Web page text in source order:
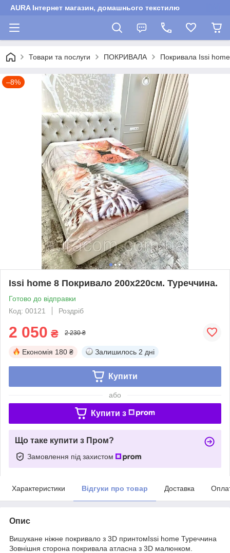
AURA Інтернет магазин, домашнього текстилю
Товари та послуги ПОКРИВАЛА Покривала Issi hоme
–8%
Issi home 8 Покривало 200x220см. Туреччина.
Готово до відправки
Код: 00121
Роздріб
2 050 ₴ 2 230 ₴
Економія 180 ₴ Залишилось 2 дні
Купити
або
Купити з
Що таке купити з Пром?
Замовлення під захистом
Характеристики Відгуки про товар Доставка
Опис
Вишукане ніжне покривало з 3D принтомIssi home Туреччина
Зовнішня сторона покривала атласна з 3D малюнком.